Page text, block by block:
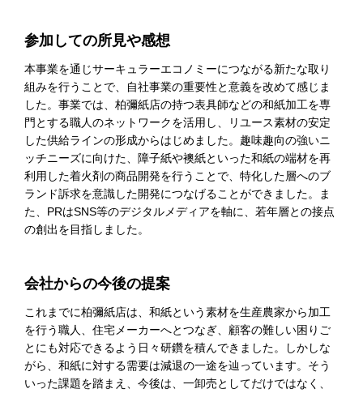
参加しての所見や感想
本事業を通じサーキュラーエコノミーにつながる新たな取り
組みを行うことで、自社事業の重要性と意義を改めて感じま
した。事業では、柏彌紙店の持つ表具師などの和紙加工を専
門とする職人のネットワークを活用し、リユース素材の安定
した供給ラインの形成からはじめました。趣味趣向の強いニ
ッチニーズに向けた、障子紙や襖紙といった和紙の端材を再
利用した着火剤の商品開発を行うことで、特化した層へのブ
ランド訴求を意識した開発につなげることができました。ま
た、 PRはSNS等のデジタルメディアを軸に、若年層との接点
の創出を目指しました。
会社からの今後の提案
これまでに柏彌紙店は、和紙という素材を生産農家から加工
を行う職人、住宅メーカーへとつなぎ、顧客の難しい困りご
とにも対応できるよう日々研鑽を積んできました。しかしな
がら、和紙に対する需要は減退の一途を辿っています。そう
いった課題を踏まえ、今後は、一卸売としてだけではなく、